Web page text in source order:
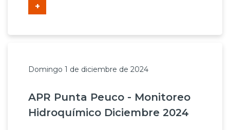
+
Domingo 1 de diciembre de 2024
APR Punta Peuco - Monitoreo
Hidroquímico Diciembre 2024